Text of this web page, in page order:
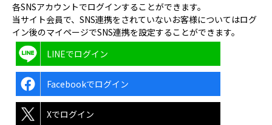
各SNSアカウントでログインすることができます。
当サイト会員で、SNS連携をされていないお客様についてはログ
イン後のマイページでSNS連携を設定することができます。
LINEでログイン
Facebookでログイン
Xでログイン